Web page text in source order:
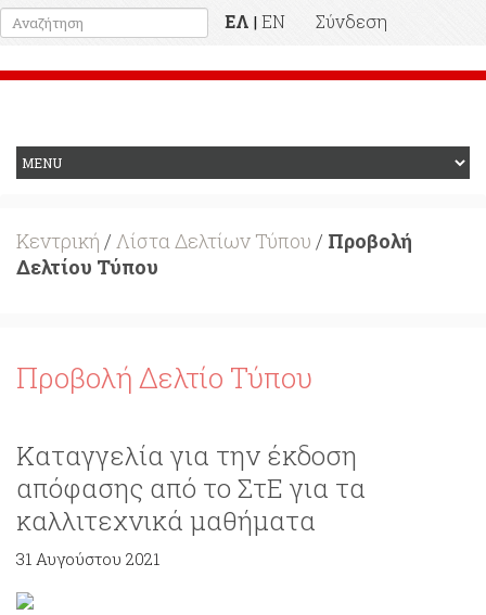
ΕΛ | EN
Σύνδεση
Κεντρική / Λίστα Δελτίων Τύπου / Προβολή
Δελτίου Τύπου
Προβολή Δελτίο Τύπου
Καταγγελία για την έκδοση
απόφασης από το ΣτΕ για τα
καλλιτεχνικά μαθήματα
31 Αυγούστου 2021